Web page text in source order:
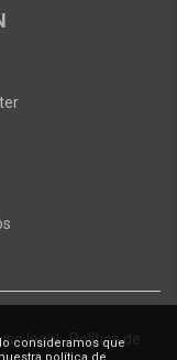
consideramos que
legal·Política de